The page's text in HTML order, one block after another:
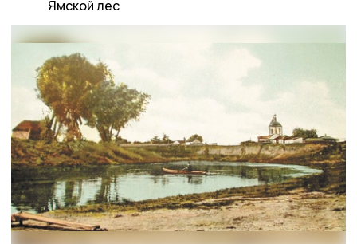
Ямской лес